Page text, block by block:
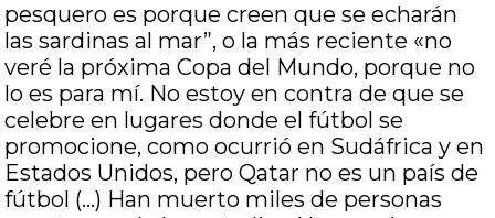
pesquero es porque creen que se echarán
las sardinas al mar”, o la más reciente «no
veré la próxima Copa del Mundo, porque no
lo es para mí. No estoy en contra de que se
celebre en lugares donde el fútbol se
promocione, como ocurrió en Sudáfrica y en
Estados Unidos, pero Qatar no es un país de
fútbol (…) Han muerto miles de personas